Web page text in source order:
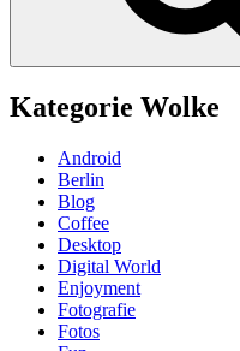
Kategorie Wolke
Android
Berlin
Blog
Coffee
Desktop
Digital World
Enjoyment
Fotografie
Fotos